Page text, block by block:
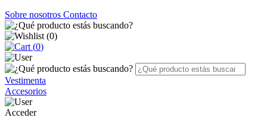
Sobre nosotros Contacto
(0)
(0)
Vestimenta
Accesorios
Acceder